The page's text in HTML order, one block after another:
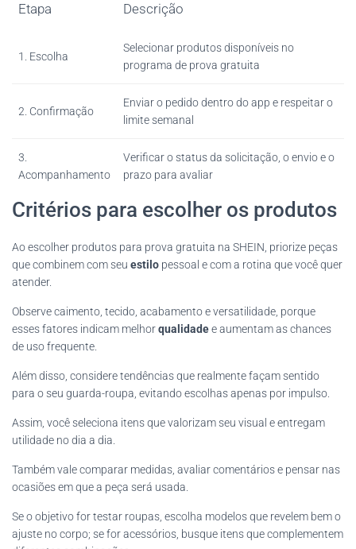
Etapa Descrição
1. Escolha
Selecionar produtos disponíveis no
programa de prova gratuita
2. Confirmação
Enviar o pedido dentro do app e respeitar o
limite semanal
3.
Acompanhamento
Verificar o status da solicitação, o envio e o
prazo para avaliar
Critérios para escolher os produtos
Ao escolher produtos para prova gratuita na SHEIN, priorize peças
que combinem com seu estilo pessoal e com a rotina que você quer
atender.
Observe caimento, tecido, acabamento e versatilidade, porque
esses fatores indicam melhorqualidadee aumentam as chances
de uso frequente.
Além disso, considere tendências que realmente façam sentido
para o seu guarda-roupa, evitando escolhas apenas por impulso.
Assim, você seleciona itens que valorizam seu visual e entregam
utilidade no dia a dia.
Também vale comparar medidas, avaliar comentários e pensar nas
ocasiões em que a peça será usada.
Se o objetivo for testar roupas, escolha modelos que revelem bem o
ajuste no corpo; se for acessórios, busque itens que complementem